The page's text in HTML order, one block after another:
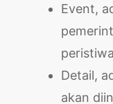
Event,
Detail,
akan